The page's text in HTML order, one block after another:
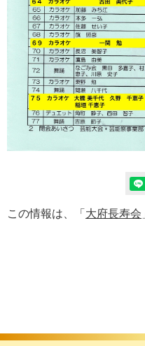
この情報は、「 大府長寿会